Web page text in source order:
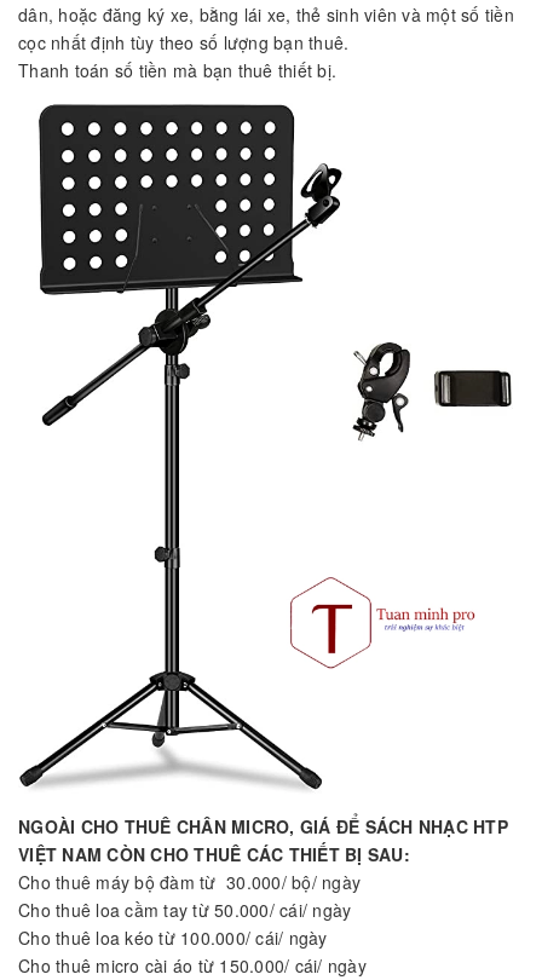
dân, hoặc đăng ký xe, bằng lái xe, thẻ sinh viên và một số tiền
cọc nhất định tùy theo số lượng bạn thuê.
Thanh toán số tiền mà bạn thuê thiết bị.
NGOÀI CHO THUÊ CHÂN MICRO, GIÁ ĐỂ SÁCH NHẠC HTP
VIỆT NAM CÒN CHO THUÊ CÁC THIẾT BỊ SAU:
Cho thuê máy bộ đàm từ 30.000/ bộ/ ngày
Cho thuê loa cầm tay từ 50.000/ cái/ ngày
Cho thuê loa kéo từ 100.000/ cái/ ngày
Cho thuê micro cài áo từ 150.000/ cái/ ngày